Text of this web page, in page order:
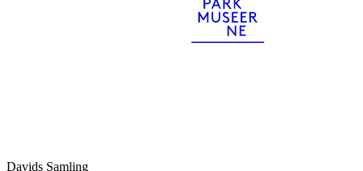
Davids Samling